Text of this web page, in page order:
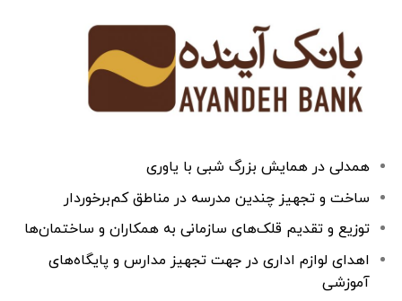
همدلی در همایش بزرگ شبی با یاوری
ساخت و تجهیز چندین مدرسه در مناطق کم‌برخوردار
توزیع و تقدیم قلک‌های سازمانی به همکاران و ساختمان‌ها
اهدای لوازم اداری در جهت تجهیز مدارس و پایگاه‌های
آموزشی